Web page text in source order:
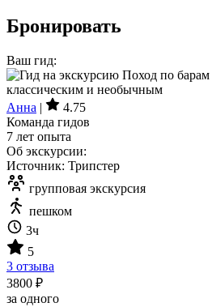
Бронировать
Ваш гид:
Анна |
4.75
Команда гидов
7 лет опыта
Об экскурсии:
Источник: Трипстер
групповая экскурсия
пешком
3ч
5
3 отзыва
3800 ₽
за одного